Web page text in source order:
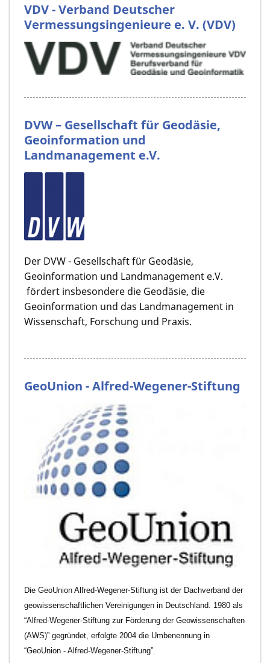
VDV - Verband Deutscher
Vermessungsingenieure e. V. (VDV)
DVW – Gesellschaft für Geodäsie,
Geoinformation und
Landmanagement e.V.
Der DVW - Gesellschaft für Geodäsie,
Geoinformation und Landmanagement e.V.
fördert insbesondere die Geodäsie, die
Geoinformation und das Landmanagement in
Wissenschaft, Forschung und Praxis.
GeoUnion - Alfred-Wegener-Stiftung
Die GeoUnion Alfred-Wegener-Stiftung ist der Dachverband der
geowissenschaftlichen Vereinigungen in Deutschland. 1980 als
“Alfred-Wegener-Stiftung zur Förderung der Geowissenschaften
(AWS)” gegründet, erfolgte 2004 die Umbenennung in
“GeoUnion - Alfred-Wegener-Stiftung”.